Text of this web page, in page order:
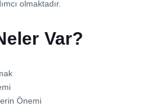
olmaktadır.
Var?
Önemi